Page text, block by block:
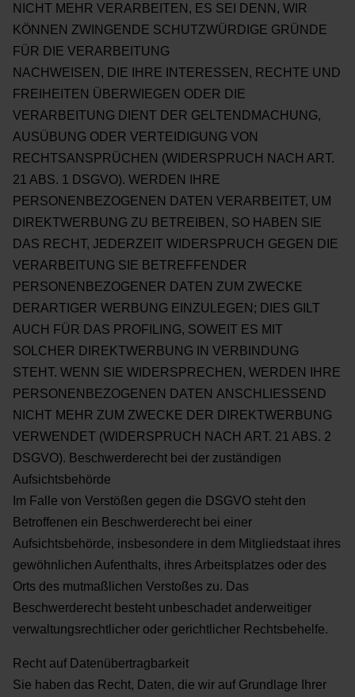
NICHT MEHR VERARBEITEN, ES SEI DENN, WIR
KÖNNEN ZWINGENDE SCHUTZWÜRDIGE GRÜNDE
FÜR DIE VERARBEITUNG
NACHWEISEN, DIE IHRE INTERESSEN, RECHTE UND
FREIHEITEN ÜBERWIEGEN ODER DIE
VERARBEITUNG DIENT DER GELTENDMACHUNG,
AUSÜBUNG ODER VERTEIDIGUNG VON
RECHTSANSPRÜCHEN (WIDERSPRUCH NACH ART.
21 ABS. 1 DSGVO).WERDEN IHRE
PERSONENBEZOGENEN DATEN VERARBEITET, UM
DIREKTWERBUNG ZU BETREIBEN, SO HABEN SIE
DAS RECHT, JEDERZEIT WIDERSPRUCH GEGEN DIE
VERARBEITUNG SIE BETREFFENDER
PERSONENBEZOGENER DATEN ZUM ZWECKE
DERARTIGER WERBUNG EINZULEGEN; DIES GILT
AUCH FÜR DAS PROFILING, SOWEIT ES MIT
SOLCHER DIREKTWERBUNG IN VERBINDUNG
STEHT. WENN SIE WIDERSPRECHEN, WERDEN IHRE
PERSONENBEZOGENEN DATENANSCHLIESSEND
NICHT MEHR ZUM ZWECKE DER DIREKTWERBUNG
VERWENDET (WIDERSPRUCH NACH ART. 21 ABS. 2
DSGVO). Beschwerderecht bei der zuständigen
Aufsichtsbehörde
Im Falle von Verstößen gegen die DSGVO steht den
Betroffenen ein Beschwerderecht bei einer
Aufsichtsbehörde, insbesondere in dem Mitgliedstaat ihres
gewöhnlichen Aufenthalts, ihres Arbeitsplatzes oder des
Orts des mutmaßlichen Verstoßes zu. Das
Beschwerderecht besteht unbeschadet anderweitiger
verwaltungsrechtlicher oder gerichtlicher Rechtsbehelfe.
Recht auf Datenübertragbarkeit
Sie haben das Recht, Daten, die wir auf Grundlage Ihrer